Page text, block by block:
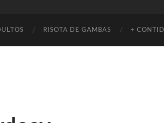
RISOTA DE GAMBAS +